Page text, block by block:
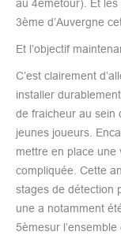
au 4èmetour). Et
3ème d’Auvergne
Et l’objectif
C’est clairement
installer
de fraicheur au sein
jeunes joueurs.
mettre en place une
compliquée. Cette
stages de détection
une a notamment
5èmesur